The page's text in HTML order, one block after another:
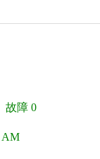
障 0
AM